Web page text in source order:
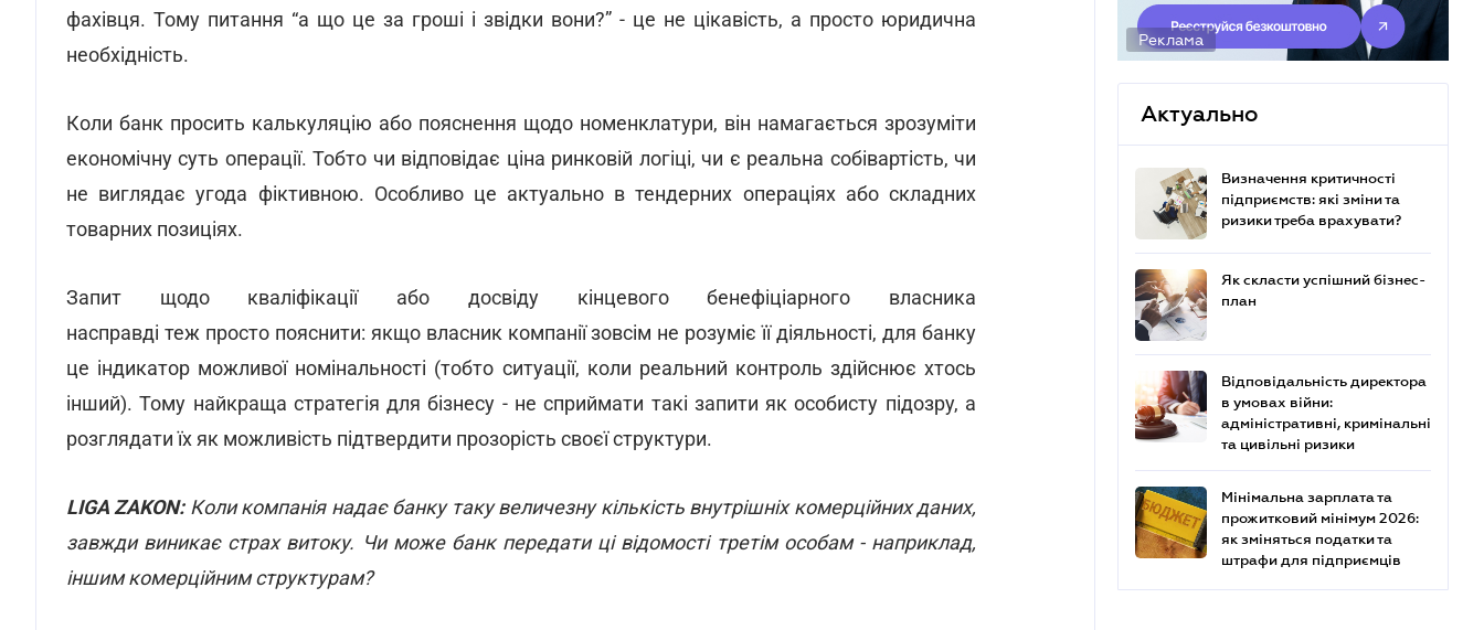
фахівця. Тому питання “а що це за гроші і звідки вони?” - це не цікавість, а просто юридична
необхідність.
Коли банк просить калькуляцію або пояснення щодо номенклатури, він намагається зрозуміти
економічну суть операції. Тобто чи відповідає ціна ринковій логіці, чи є реальна собівартість, чи
не виглядає угода фіктивною. Особливо це актуально в тендерних операціях або складних
товарних позиціях.
Запит щодо кваліфікації або досвіду кінцевого бенефіціарного власника
насправді теж просто пояснити: якщо власник компанії зовсім не розуміє її діяльності, для банку
це індикатор можливої номінальності (тобто ситуації, коли реальний контроль здійснює хтось
інший). Тому найкраща стратегія для бізнесу - не сприймати такі запити як особисту підозру, а
розглядати їх як можливість підтвердити прозорість своєї структури.
LIGA ZAKON: Коли компанія надає банку таку величезну кількість внутрішніх комерційних даних,
завжди виникає страх витоку. Чи може банк передати ці відомості третім особам - наприклад,
іншим комерційним структурам?
Реклама
Актуально
Визначення критичності
підприємств: які зміни та
ризики треба врахувати?
Як скласти успішний бізнес-
план
Відповідальність директора
в умовах війни:
адміністративні, кримінальні
та цивільні ризики
Мінімальна зарплата та
прожитковий мінімум 2026:
як зміняться податки та
штрафи для підприємців